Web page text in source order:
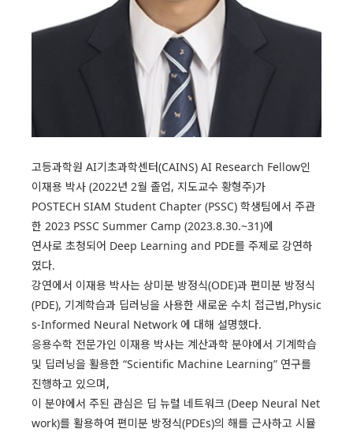
고등과학원 AI기초과학센터(CAINS) AI Research Fellow인
이재용 박사 (2022년 2월 졸업, 지도교수 황형주)가
POSTECH SIAM Student Chapter (PSSC) 학생팀에서 주관
한 2023 PSSC Summer Camp (2023.8.30.~31)에
연사로 초청되어 Deep Learning and PDE를 주제로 강연하
였다.
강연에서 이재용 박사는 상미분 방정식(ODE)과 편미분 방정식
(PDE), 기계학습과 딥러닝을 사용한 새로운 수치 접근법,Physic
s-Informed Neural Network 에 대해 설명했다.
응용수학 전문가인 이재용 박사는 계산과학 분야에서 기계학습
및 딥러닝을 활용한 “Scientific Machine Learning” 연구를
진행하고 있으며,
이 분야에서 주된 관심은 딥 뉴럴 네트워크 (Deep Neural Net
work)를 활용하여 편미분 방정식(PDEs)의 해를 근사하고 시뮬